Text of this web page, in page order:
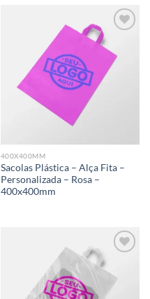
Add to
wishlist
400X400MM
Sacolas Plástica – Alça Fita –
Personalizada – Rosa –
400x400mm
Add to
wishlist